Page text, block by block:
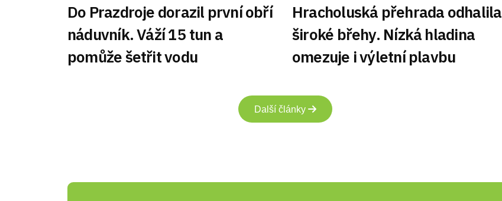
Do Prazdroje dorazil první obří
náduvník. Váží 15 tun a
pomůže šetřit vodu
Hracholuská přehrada odhalila
široké břehy. Nízká hladina
omezuje i výletní plavbu
Další články